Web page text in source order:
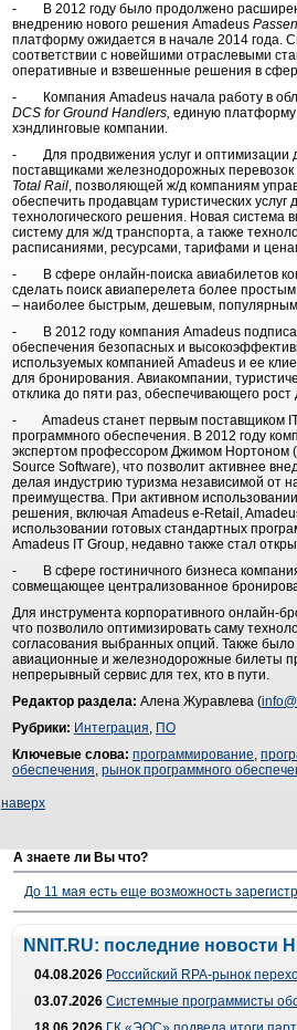
- В 2012 году было продолжено
внедрению нового решения Amadeus
платформу ожидается в начале 2014 года.
соответствии с новейшими отраслевыми
оперативные и взвешенные решения в
- Компания Amadeus начала работу в
DCS for Ground Handlers, единую платформу
хэндлинговые компании.
- Для продвижения услуг и оптимизации
поставщиками железнодорожных
Total Rail, позволяющей ж/д компаниям
обеспечить продавцам туристических
технологического решения. Новая система
систему для ж/д транспорта, а также
расписаниями, ресурсами, тарифами и
- В сфере онлайн-поиска авиабилетов
сделать поиск авиаперелета более
– наиболее быстрым, дешевым,
- В 2012 году компания Amadeus
обеспечения безопасных и
используемых компанией Amadeus и ее
для бронирования. Авиакомпании,
отклика до пяти раз, обеспечивающего
- Amadeus станет первым поставщиком
программного обеспечения. В 2012 году
экспертом профессором Джимом Нортоном
Source Software), что позволит активнее
делая индустрию туризма независимой от
преимущества. При активном
решения, включая Amadeus e-Retail,
использовании готовых стандартных
Amadeus IT Group, недавно также стал
- В сфере гостиничного бизнеса
совмещающее централизованное
Для инструмента корпоративного онлайн-
что позволило оптимизировать саму
согласования выбранных опций. Также
авиационные и железнодорожные билеты
непрерывный сервис для тех, кто в пути.
Редактор раздела: Алена Журавлева (
Рубрики: Интеграция, ПО
Ключевые слова: программирование,
обеспечения, рынок программного
наверх
А знаете ли Вы что?
До 11 мая есть еще возможность
NNIT.RU: последние новости
04.08.2026 Российский RPA-рынок
03.07.2026 Системные программисты